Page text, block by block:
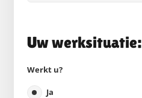
Uw werksituatie:
Werkt u?
Ja